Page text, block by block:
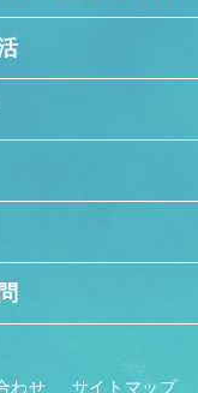
わせ サイトマップ